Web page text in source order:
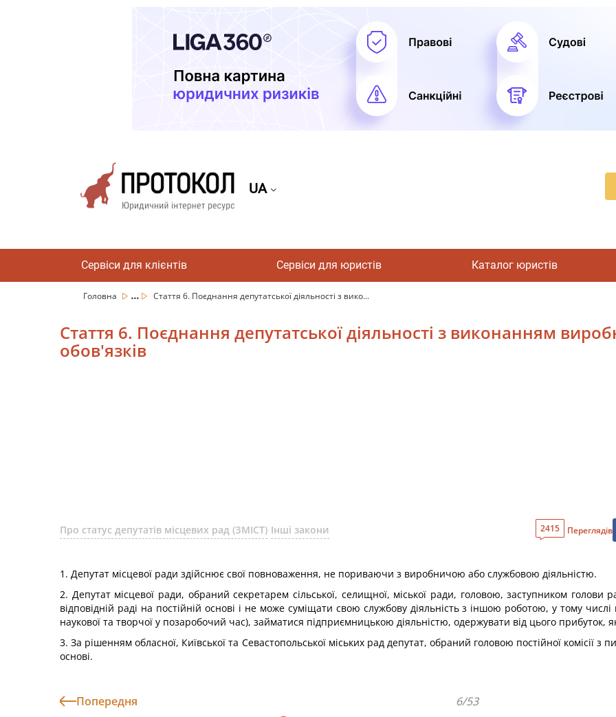
UA
Сервіси для клієнтів Сервіси для юристів Каталог юристів
Головна ... Стаття 6. Поєднання депутатської діяльності з вико...
Стаття 6. Поєднання депутатської діяльності з виконанням
обов'язків
Про статус депутатів місцевих рад (ЗМІСТ) Інші закони 2415 Переглядів
1. Депутат місцевої ради здійснює свої повноваження, не пориваючи з виробничою або службовою діяльністю.
2. Депутат місцевої ради, обраний секретарем сільської, селищної, міської ради, головою, заступником голови
відповідній раді на постійній основі і не може суміщати свою службову діяльність з іншою роботою, у тому
наукової та творчої у позаробочий час), займатися підприємницькою діяльністю, одержувати від цього
3. За рішенням обласної, Київської та Севастопольської міських рад депутат, обраний головою постійної комісії
основі.
Попередня 6/53